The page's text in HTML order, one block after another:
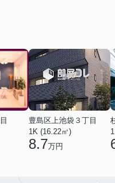
豊島区上池袋３丁目
1K (16.22㎡)
8.7万円